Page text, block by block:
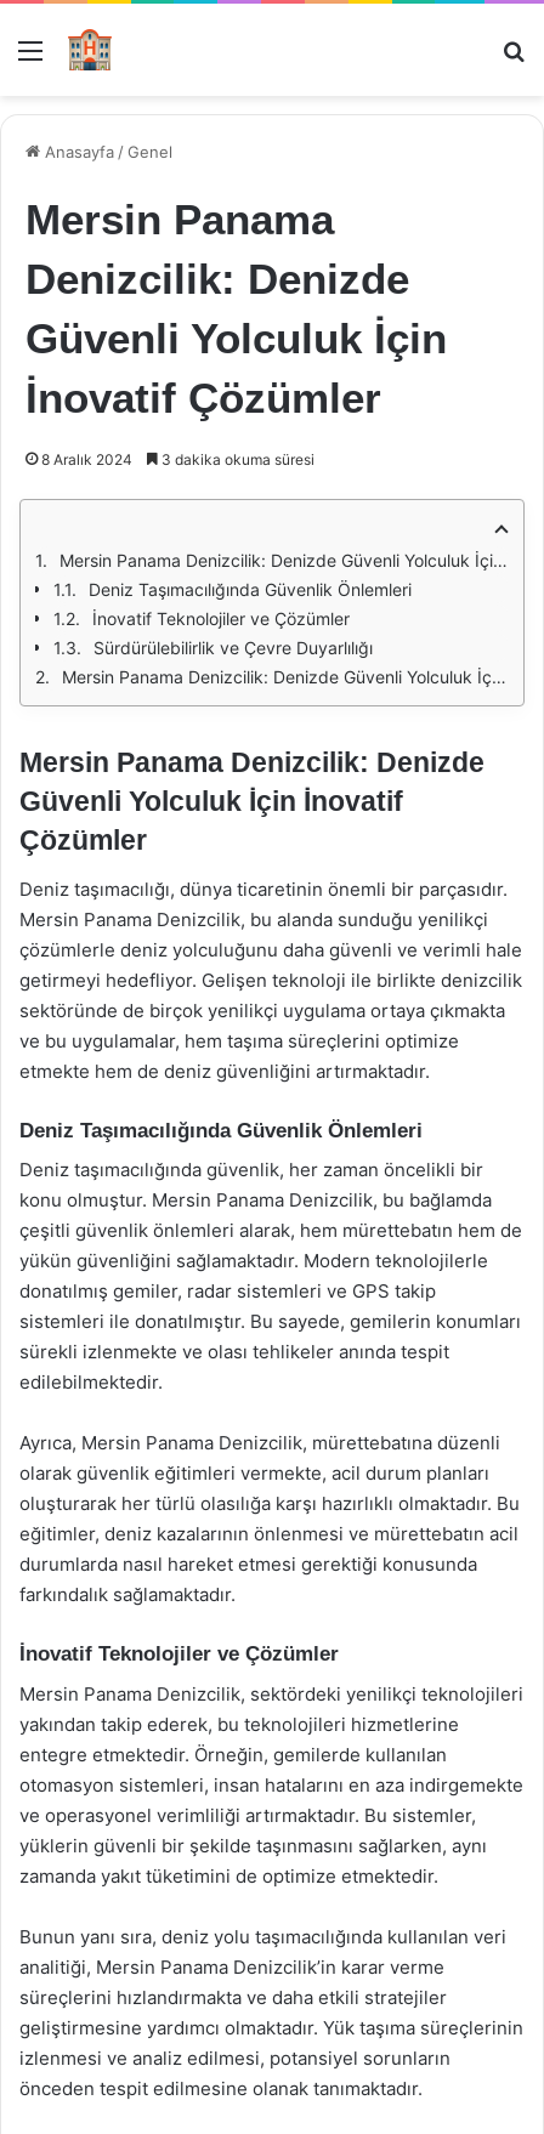
Menü
Anasayfa /Genel
Mersin Panama
Denizcilik: Denizde
Güvenli Yolculuk İçin
İnovatif Çözümler
8 Aralık 2024 3 dakika okuma süresi
Mersin Panama Denizcilik: Denizde Güvenli Yolculuk İçin İnovatif Çözümler
Deniz Taşımacılığında Güvenlik Önlemleri
İnovatif Teknolojiler ve Çözümler
Sürdürülebilirlik ve Çevre Duyarlılığı
Mersin Panama Denizcilik: Denizde Güvenli Yolculuk İçin İnovatif Çözümler
Mersin Panama Denizcilik: Denizde
Güvenli Yolculuk İçin İnovatif
Çözümler
Deniz taşımacılığı, dünya ticaretinin önemli bir parçasıdır.
Mersin Panama Denizcilik, bu alanda sunduğu yenilikçi
çözümlerle deniz yolculuğunu daha güvenli ve verimli hale
getirmeyi hedefliyor. Gelişen teknoloji ile birlikte denizcilik
sektöründe de birçok yenilikçi uygulama ortaya çıkmakta
ve bu uygulamalar, hem taşıma süreçlerini optimize
etmekte hem de deniz güvenliğini artırmaktadır.
Deniz Taşımacılığında Güvenlik Önlemleri
Deniz taşımacılığında güvenlik, her zaman öncelikli bir
konu olmuştur. Mersin Panama Denizcilik, bu bağlamda
çeşitli güvenlik önlemleri alarak, hem mürettebatın hem de
yükün güvenliğini sağlamaktadır. Modern teknolojilerle
donatılmış gemiler, radar sistemleri ve GPS takip
sistemleri ile donatılmıştır. Bu sayede, gemilerin konumları
sürekli izlenmekte ve olası tehlikeler anında tespit
edilebilmektedir.
Ayrıca, Mersin Panama Denizcilik, mürettebatına düzenli
olarak güvenlik eğitimleri vermekte, acil durum planları
oluşturarak her türlü olasılığa karşı hazırlıklı olmaktadır. Bu
eğitimler, deniz kazalarının önlenmesi ve mürettebatın acil
durumlarda nasıl hareket etmesi gerektiği konusunda
farkındalık sağlamaktadır.
İnovatif Teknolojiler ve Çözümler
Mersin Panama Denizcilik, sektördeki yenilikçi teknolojileri
yakından takip ederek, bu teknolojileri hizmetlerine
entegre etmektedir. Örneğin, gemilerde kullanılan
otomasyon sistemleri, insan hatalarını en aza indirgemekte
ve operasyonel verimliliği artırmaktadır. Bu sistemler,
yüklerin güvenli bir şekilde taşınmasını sağlarken, aynı
zamanda yakıt tüketimini de optimize etmektedir.
Bunun yanı sıra, deniz yolu taşımacılığında kullanılan veri
analitiği, Mersin Panama Denizcilik’in karar verme
süreçlerini hızlandırmakta ve daha etkili stratejiler
geliştirmesine yardımcı olmaktadır. Yük taşıma süreçlerinin
izlenmesi ve analiz edilmesi, potansiyel sorunların
önceden tespit edilmesine olanak tanımaktadır.